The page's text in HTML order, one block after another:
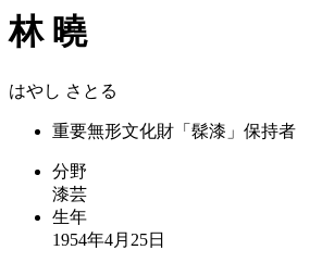
林 曉
はやし さとる
重要無形文化財「髹漆」 保持者
分野
漆芸
生年
1954年4月25日